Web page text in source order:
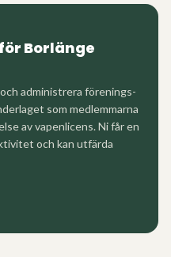
Borlänge
administrera förenings-
som medlemmarna
av vapenlicens. Ni får en
och kan utfärda